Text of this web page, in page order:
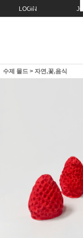
LOGIN
수제 몰드 > 자연,꽃,음식